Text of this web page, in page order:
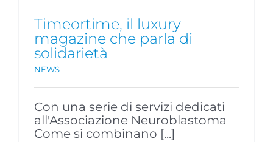
Timeortime, il luxury
magazine che parla di
solidarietà
NEWS
Con una serie di servizi dedicati
all'Associazione Neuroblastoma
Come si combinano [...]